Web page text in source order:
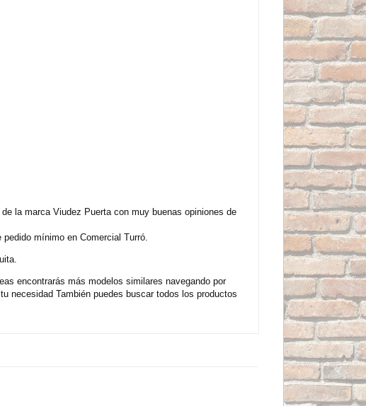
la marca Viudez Puerta con muy buenas opiniones de
mínimo en Comercial Turró.
encontrarás más modelos similares navegando por
necesidad También puedes buscar todos los productos